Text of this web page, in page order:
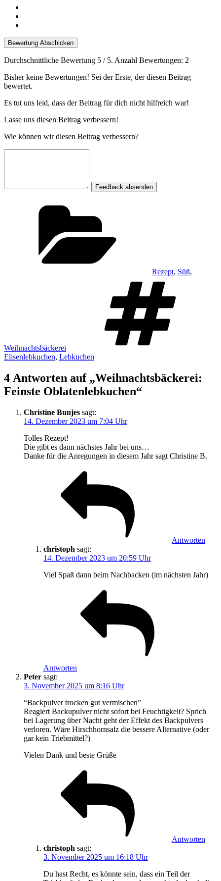
Bewertung Abschicken
Durchschnittliche Bewertung 5 / 5. Anzahl Bewertungen: 2
Bisher keine Bewertungen! Sei der Erste, der diesen Beitrag
bewertet.
Es tut uns leid, dass der Beitrag für dich nicht hilfreich war!
Lasse uns diesen Beitrag verbessern!
Wie können wir diesen Beitrag verbessern?
Feedback absenden
Rezept, Süß,
Weihnachtsbäckerei
Elisenlebkuchen, Lebkuchen
4 Antworten auf „Weihnachtsbäckerei:
Feinste Oblatenlebkuchen“
Christine Bunjes sagt:
14. Dezember 2023 um 7:04 Uhr
Tolles Rezept!
Die gibt es dann nächstes Jahr bei uns…
Danke für die Anregungen in diesem Jahr sagt Christine B.
Antworten
christoph sagt:
14. Dezember 2023 um 20:59 Uhr
Viel Spaß dann beim Nachbacken (im nächsten Jahr)
Antworten
Peter sagt:
3. November 2025 um 8:16 Uhr
“Backpulver trocken gut vermischen”
Reagiert Backupulver nicht sofort bei Feuchtigkeit? Sprich
bei Lagerung über Nacht geht der Effekt des Backpulvers
verloren. Wäre Hirschhornsalz die bessere Alternative (oder
gar kein Triebmittel?)
Vielen Dank und beste Grüße
Antworten
christoph sagt:
3. November 2025 um 16:18 Uhr
Du hast Recht, es könnte sein, dass ein Teil der